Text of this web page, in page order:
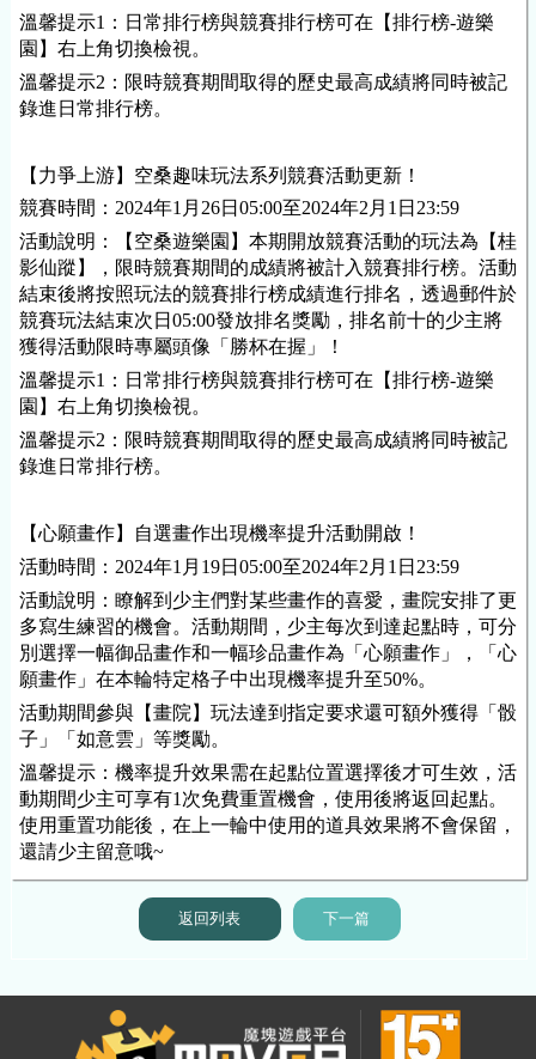
溫馨提示1：日常排行榜與競賽排行榜可在【排行榜-遊樂
園】右上角切換檢視。
溫馨提示2：限時競賽期間取得的歷史最高成績將同時被記
錄進日常排行榜。
【力爭上游】空桑趣味玩法系列競賽活動更新！
競賽時間：2024年1月26日05:00至2024年2月 1 日23:59
活動說明：【空桑遊樂園】本期開放競賽活動的玩法為【桂
影仙蹤】，限時競賽期間的成績將被計入競賽排行榜。活動
結束後將按照玩法的競賽排行榜成績進行排名，透過郵件於
競賽玩法結束次日05:00發放排名獎勵，排名前十的少主將
獲得活動限時專屬頭像「勝杯在握」！
溫馨提示1：日常排行榜與競賽排行榜可在【排行榜-遊樂
園】右上角切換檢視。
溫馨提示2：限時競賽期間取得的歷史最高成績將同時被記
錄進日常排行榜。
【心願畫作】自選畫作出現機率提升活動開啟！
活動時間： 2024年1 月19日05:00至2024年2 月 1 日23:59
活動說明：瞭解到少主們對某些畫作的喜愛，畫院安排了更
多寫生練習的機會。活動期間，少主每次到達起點時，可分
別選擇一幅御品畫作和一幅珍品畫作為「心願畫作」，「心
願畫作」在本輪特定格子中出現機率提升至50%。
活動期間參與【畫院】玩法達到指定要求還可額外獲得「骰
子」「如意雲」等獎勵。
溫馨提示：機率提升效果需在起點位置選擇後才可生效，活
動期間少主可享有1次免費重置機會，使用後將返回起點。
使用重置功能後，在上一輪中使用的道具效果將不會保留，
還請少主留意哦~
返回列表 下一篇